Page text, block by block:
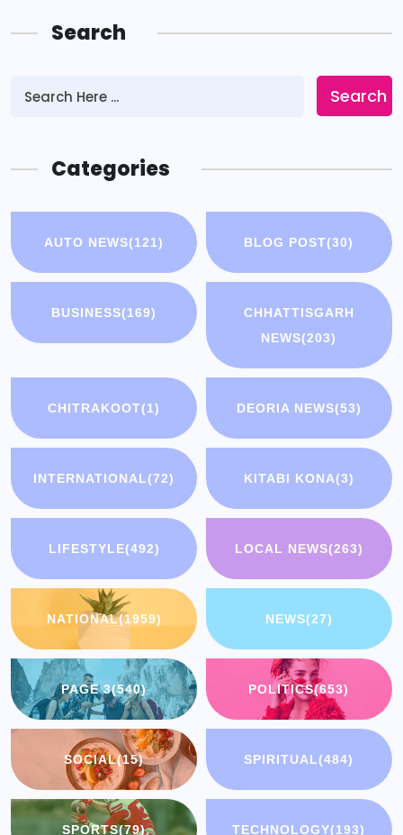
Search
Search
Categories
AUTO NEWS(121) BLOG POST(30)
BUSINESS(169)
CHHATTISGARH
NEWS(203)
CHITRAKOOT(1) DEORIA NEWS(53)
INTERNATIONAL(72) KITABI KONA(3)
LIFESTYLE(492) LOCAL NEWS(263)
NATIONAL(1959) NEWS(27)
PAGE 3(540) POLITICS(653)
SOCIAL(15) SPIRITUAL(484)
SPORTS(79) TECHNOLOGY(193)